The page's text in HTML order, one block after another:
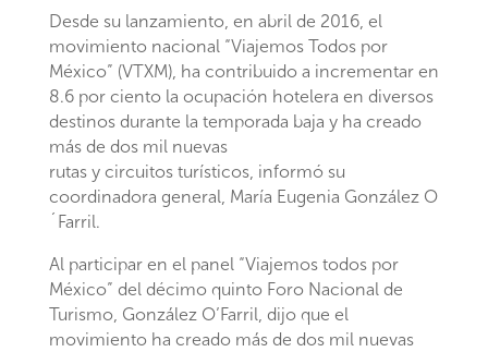
Desde su lanzamiento, en abril de 2016, el
movimiento nacional “Viajemos Todos por
México” (VTXM), ha contribuido a incrementar en
8.6 por ciento la ocupación hotelera en diversos
destinos durante la temporada baja y ha creado
más de dos mil nuevas
rutas y circuitos turísticos, informó su
coordinadora general, María Eugenia González O
´Farril.
Al participar en el panel “Viajemos todos por
México” del décimo quinto Foro Nacional de
Turismo, González O’Farril, dijo que el
movimiento ha creado más de dos mil nuevas